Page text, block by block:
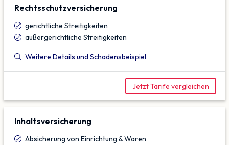
Rechtsschutz­versicherung
gerichtliche Streitigkeiten
außergerichtliche Streitigkeiten
Weitere Details und Schadensbeispiel
Jetzt Tarife vergleichen
Inhalts­versicherung
Absicherung von Einrichtung & Waren